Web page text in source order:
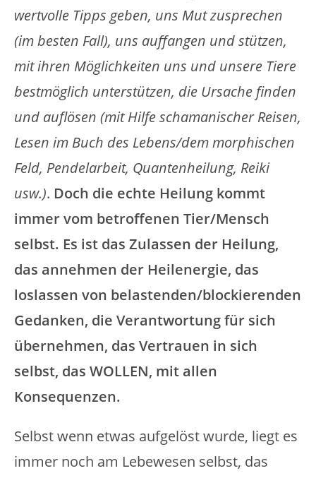
wertvolle Tipps geben, uns Mut zusprechen
(im besten Fall), uns auffangen und stützen,
mit ihren Möglichkeiten uns und unsere Tiere
bestmöglich unterstützen, die Ursache finden
und auflösen (mit Hilfe schamanischer Reisen,
Lesen im Buch des Lebens/dem morphischen
Feld, Pendelarbeit, Quantenheilung, Reiki
usw.). Doch die echte Heilung kommt
immer vom betroffenen Tier/Mensch
selbst. Es ist das Zulassen der Heilung,
das annehmen der Heilenergie, das
loslassen von belastenden/blockierenden
Gedanken, die Verantwortung für sich
übernehmen, das Vertrauen in sich
selbst, das WOLLEN, mit allen
Konsequenzen.
Selbst wenn etwas aufgelöst wurde, liegt es
immer noch am Lebewesen selbst, das